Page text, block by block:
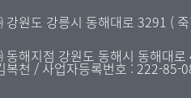
강원도 강릉시 동해대로 3291 (
동해지점 강원도 동해시 동해대
복천 / 사업자등록번호 : 222-85-